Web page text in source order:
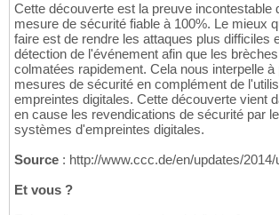
Cette découverte est la preuve incontestable
mesure de sécurité fiable à 100%. Le mieux
faire est de rendre les attaques plus difficiles
détection de l'événement afin que les
colmatées rapidement. Cela nous interpelle à
mesures de sécurité en complément de
empreintes digitales. Cette découverte vient
en cause les revendications de sécurité par
systèmes d'empreintes digitales.
Source : http://www.ccc.de/en/updates/2014/
Et vous ?